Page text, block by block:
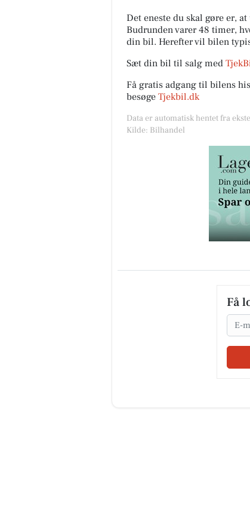
Det eneste du skal gøre er,
Budrunden varer 48 timer,
din bil. Herefter vil bilen
Sæt din bil til salg med
Få gratis adgang til bilens
besøge Tjekbil.dk
Data er automatisk hentet fra
Kilde: Bilhandel
Få
Email